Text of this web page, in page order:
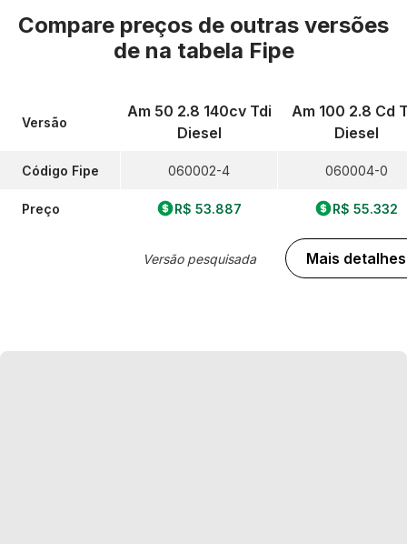
Compare preços de outras versões
de na tabela Fipe
Versão
Código Fipe
Preço
Am 50 2.8 140cv Tdi
Diesel
060002-4
R$ 53.887
Versão pesquisada
Am 100 2.8 Cd
Diesel
060004-0
R$ 55.332
Mais detalhes